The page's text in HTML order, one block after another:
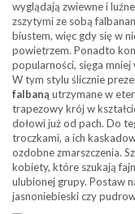
wyglądają zwiewne i
zszytymi ze sobą
biustem, więc gdy się w
powietrzem. Ponadto
popularności, sięga mniej
W tym stylu ślicznie
falbaną utrzymane w
trapezowy krój w
dołowi już od pach. Do
troczkami, a ich
ozdobne zmarszczenia.
kobiety, które szukają
ulubionej grupy. Postaw
jasnoniebieski czy